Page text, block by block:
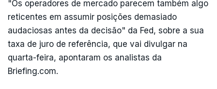
"Os operadores de mercado parecem também algo
reticentes em assumir posições demasiado
audaciosas antes da decisão" da Fed, sobre a sua
taxa de juro de referência, que vai divulgar na
quarta-feira, apontaram os analistas da
Briefing.com.